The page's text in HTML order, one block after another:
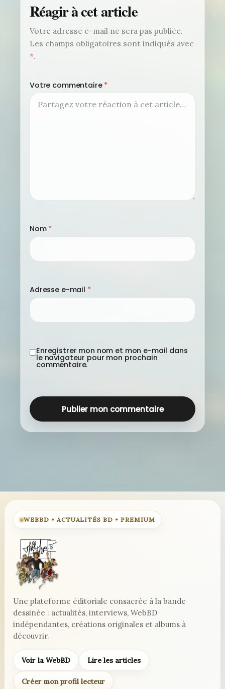
Réagir à cet article
Votre adresse e-mail ne sera pas publiée.
Les champs obligatoires sont indiqués avec
*.
Votre commentaire *
Nom *
Adresse e-mail *
Enregistrer mon nom et mon e-mail dans
le navigateur pour mon prochain
commentaire.
WEBBD • ACTUALITÉS BD • PREMIUM
Une plateforme éditoriale consacrée à la bande
dessinée : actualités, interviews, WebBD
indépendantes, créations originales et albums à
découvrir.
Voir la WebBD Lire les articles
Créer mon profil lecteur